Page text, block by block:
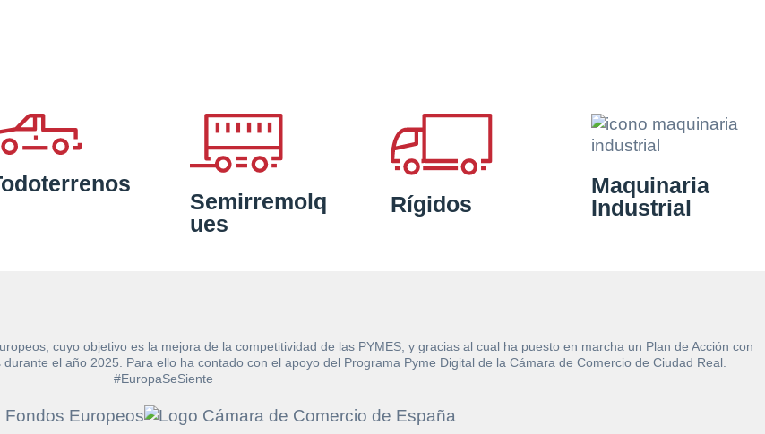
Semirremolq
ues
Rígidos
Maquinaria
Industrial
cuyo objetivo es la mejora de la competitividad de las PYMES, y gracias al cual ha puesto en marcha un Plan de Acción con
el año 2025. Para ello ha contado con el apoyo del Programa Pyme Digital de la Cámara de Comercio de Ciudad Real.
#EuropaSeSiente